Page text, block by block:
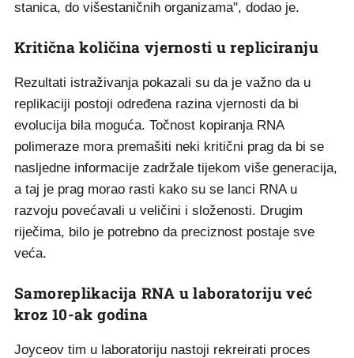
stanica, do višestaničnih organizama", dodao je.
Kritična količina vjernosti u repliciranju
Rezultati istraživanja pokazali su da je važno da u
replikaciji postoji određena razina vjernosti da bi
evolucija bila moguća. Točnost kopiranja RNA
polimeraze mora premašiti neki kritični prag da bi se
nasljedne informacije zadržale tijekom više generacija,
a taj je prag morao rasti kako su se lanci RNA u
razvoju povećavali u veličini i složenosti. Drugim
riječima, bilo je potrebno da preciznost postaje sve
veća.
Samoreplikacija RNA u laboratoriju već
kroz 10-ak godina
Joyceov tim u laboratoriju nastoji rekreirati proces